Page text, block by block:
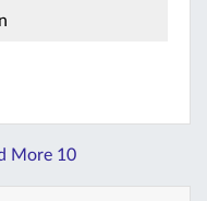
More 10